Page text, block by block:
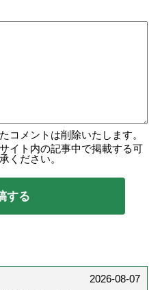
コメントは削除いたします。
イト内の記事中で掲載する可
ください。
2026-08-07